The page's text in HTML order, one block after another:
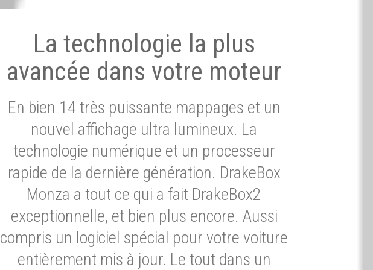
La technologie la plus
avancée dans votre moteur
En bien 14 très puissante mappages et un
nouvel affichage ultra lumineux. La
technologie numérique et un processeur
rapide de la dernière génération. DrakeBox
Monza a tout ce qui a fait DrakeBox2
exceptionnelle, et bien plus encore. Aussi
compris un logiciel spécial pour votre voiture
entièrement mis à jour. Le tout dans un